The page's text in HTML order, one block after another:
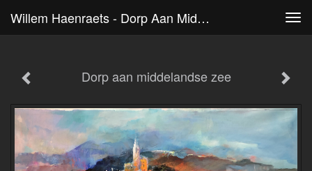
Willem Haenraets - Dorp Aan Middelandse Zee
Dorp aan middelandse zee